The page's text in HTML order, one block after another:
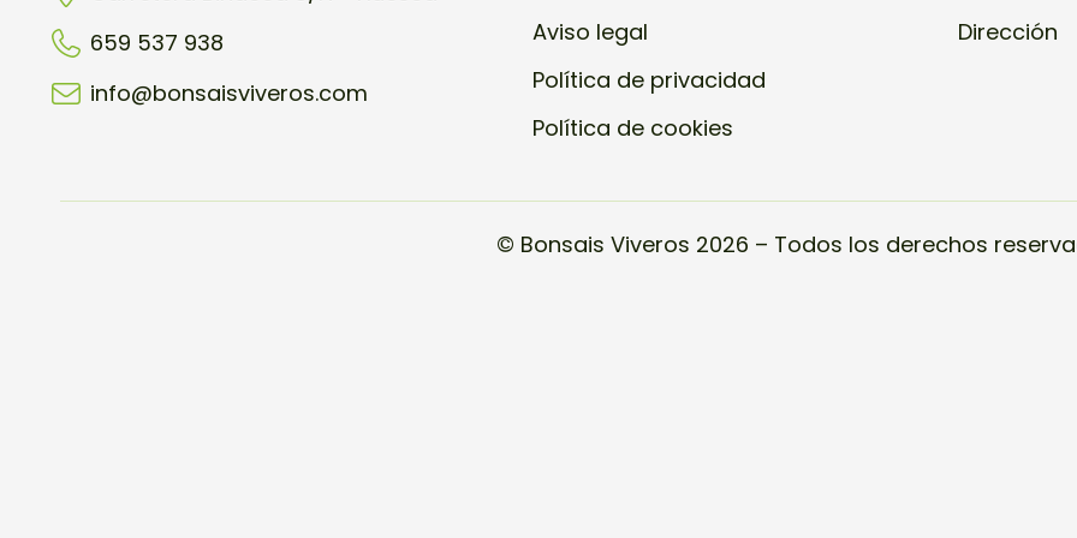
659 537 938
info@bonsaisviveros.com
Aviso legal
Política de privacidad
Política de cookies
Dirección
© Bonsais Viveros 2026 – Todos los derechos